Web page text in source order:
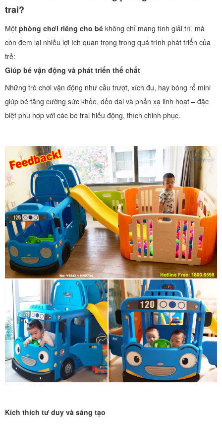
trai?
Một phòng chơi riêng cho bé không chỉ mang tính giải trí, mà
còn đem lại nhiều lợi ích quan trọng trong quá trình phát triển của
trẻ:
Giúp bé vận động và phát triển thể chất
Những trò chơi vận động như cầu trượt, xích đu, hay bóng rổ mini
giúp bé tăng cường sức khỏe, dẻo dai và phản xạ linh hoạt – đặc
biệt phù hợp với các bé trai hiếu động, thích chinh phục.
Kích thích tư duy và sáng tạo